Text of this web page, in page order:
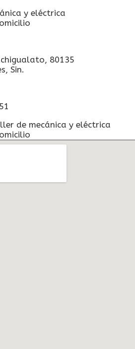
80135
Sin.
de mecánica y eléctrica